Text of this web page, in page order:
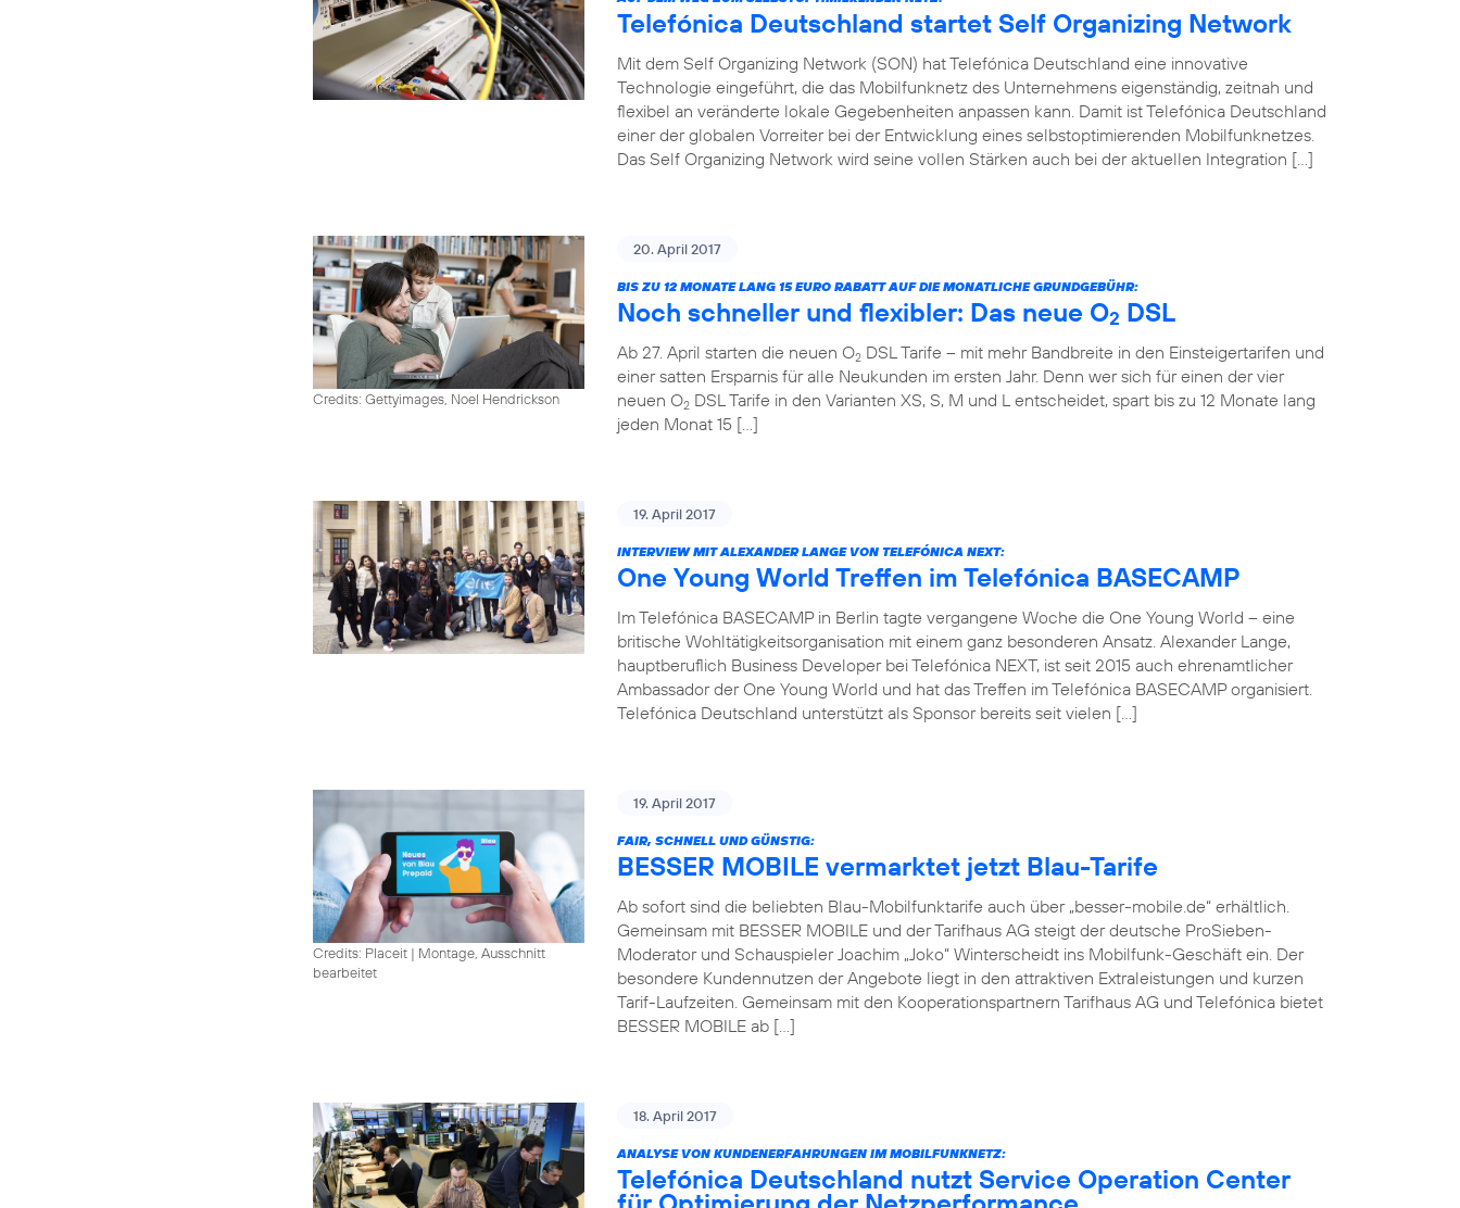
Telefónica Deutschland startet Self Organizing Network
Mit dem Self Organizing Network (SON) hat Telefónica Deutschland eine innovative
Technologie eingeführt, die das Mobilfunknetz des Unternehmens eigenständig, zeitnah und
flexibel an veränderte lokale Gegebenheiten anpassen kann. Damit ist Telefónica Deutschland
einer der globalen Vorreiter bei der Entwicklung eines selbstoptimierenden Mobilfunknetzes.
Das Self Organizing Network wird seine vollen Stärken auch bei der aktuellen Integration […]
Credits: Gettyimages, Noel Hendrickson
20. April 2017
BIS ZU 12 MONATE LANG 15 EURO RABATT AUF DIE MONATLICHE GRUNDGEBÜHR:
Noch schneller und flexibler: Das neue O2 DSL
Ab 27. April starten die neuen O2 DSL Tarife – mit mehr Bandbreite in den Einsteigertarifen und
einer satten Ersparnis für alle Neukunden im ersten Jahr. Denn wer sich für einen der vier
neuen O2 DSL Tarife in den Varianten XS, S, M und L entscheidet, spart bis zu 12 Monate lang
jeden Monat 15 […]
19. April 2017
INTERVIEW MIT ALEXANDER LANGE VON TELEFÓNICA NEXT:
One Young World Treffen im Telefónica BASECAMP
Im Telefónica BASECAMP in Berlin tagte vergangene Woche die One Young World – eine
britische Wohltätigkeitsorganisation mit einem ganz besonderen Ansatz. Alexander Lange,
hauptberuflich Business Developer bei Telefónica NEXT, ist seit 2015 auch ehrenamtlicher
Ambassador der One Young World und hat das Treffen im Telefónica BASECAMP organisiert.
Telefónica Deutschland unterstützt als Sponsor bereits seit vielen […]
Credits: Placeit | Montage, Ausschnitt
bearbeitet
19. April 2017
FAIR, SCHNELL UND GÜNSTIG:
BESSER MOBILE vermarktet jetzt Blau-Tarife
Ab sofort sind die beliebten Blau-Mobilfunktarife auch über „besser-mobile.de“ erhältlich.
Gemeinsam mit BESSER MOBILE und der Tarifhaus AG steigt der deutsche ProSieben-
Moderator und Schauspieler Joachim „Joko“ Winterscheidt ins Mobilfunk-Geschäft ein. Der
besondere Kundennutzen der Angebote liegt in den attraktiven Extraleistungen und kurzen
Tarif-Laufzeiten. Gemeinsam mit den Kooperationspartnern Tarifhaus AG und Telefónica bietet
BESSER MOBILE ab […]
18. April 2017
ANALYSE VON KUNDENERFAHRUNGEN IM MOBILFUNKNETZ:
Telefónica Deutschland nutzt Service Operation Center